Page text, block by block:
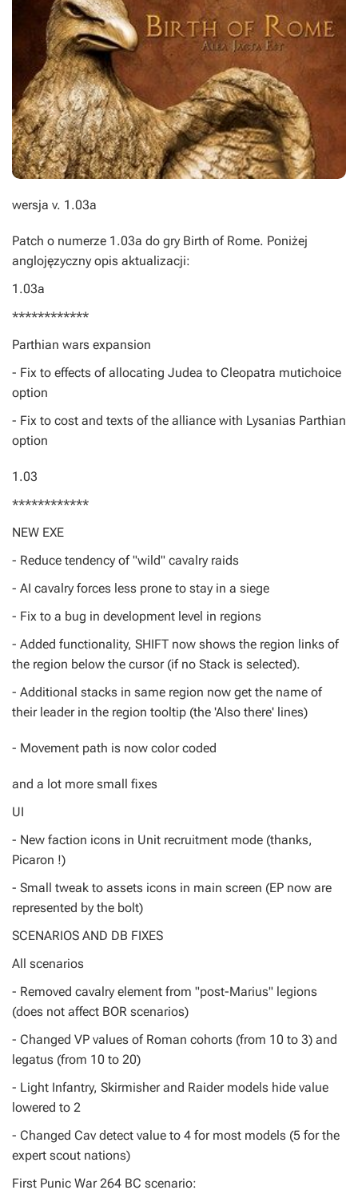
wersja v. 1.03a
Patch o numerze 1.03a do gry Birth of Rome. Poniżej
anglojęzyczny opis aktualizacji:
1.03a
************
Parthian wars expansion
- Fix to effects of allocating Judea to Cleopatra mutichoice
option
- Fix to cost and texts of the alliance with Lysanias Parthian
option
1.03
************
NEW EXE
- Reduce tendency of "wild" cavalry raids
- AI cavalry forces less prone to stay in a siege
- Fix to a bug in development level in regions
- Added functionality, SHIFT now shows the region links of
the region below the cursor (if no Stack is selected).
- Additional stacks in same region now get the name of
their leader in the region tooltip (the 'Also there' lines)
- Movement path is now color coded
and a lot more small fixes
UI
- New faction icons in Unit recruitment mode (thanks,
Picaron !)
- Small tweak to assets icons in main screen (EP now are
represented by the bolt)
SCENARIOS AND DB FIXES
All scenarios
- Removed cavalry element from "post-Marius" legions
(does not affect BOR scenarios)
- Changed VP values of Roman cohorts (from 10 to 3) and
legatus (from 10 to 20)
- Light Infantry, Skirmisher and Raider models hide value
lowered to 2
- Changed Cav detect value to 4 for most models (5 for the
expert scout nations)
First Punic War 264 BC scenario: